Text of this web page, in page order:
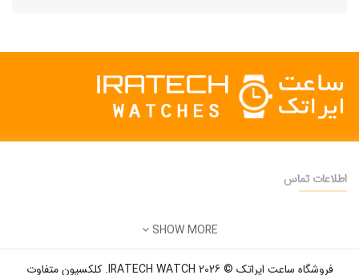
ساعت مچی سوئیسی SLOW "AM/PM" – 01..
12,500,000 تومان
اطلاعات تماس
ایمیل:
SHOW MORE
فروشگاه ساعت ایراتک © 2026 IRATECH WATCH. کلکسیون متفاوت